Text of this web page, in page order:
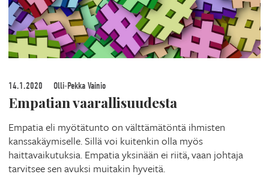
14.1.2020 Olli-Pekka Vainio
Empatian vaarallisuudesta
Empatia eli myötätunto on välttämätöntä ihmisten
kanssakäymiselle. Sillä voi kuitenkin olla myös
haittavaikutuksia. Empatia yksinään ei riitä, vaan johtaja
tarvitsee sen avuksi muitakin hyveitä.